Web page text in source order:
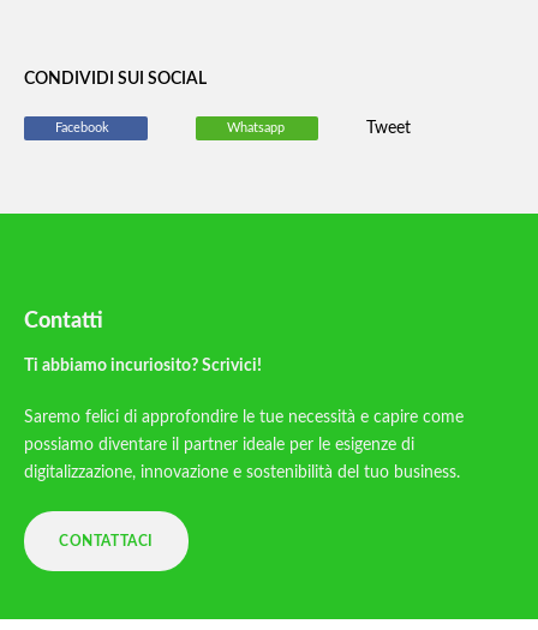
CONDIVIDI SUI SOCIAL
Facebook Whatsapp Tweet
Contatti
Ti abbiamo incuriosito? Scrivici!
Saremo felici di approfondire le tue necessità e capire come
possiamo diventare il partner ideale per le esigenze di
digitalizzazione, innovazione e sostenibilità del tuo business.
CONTATTACI